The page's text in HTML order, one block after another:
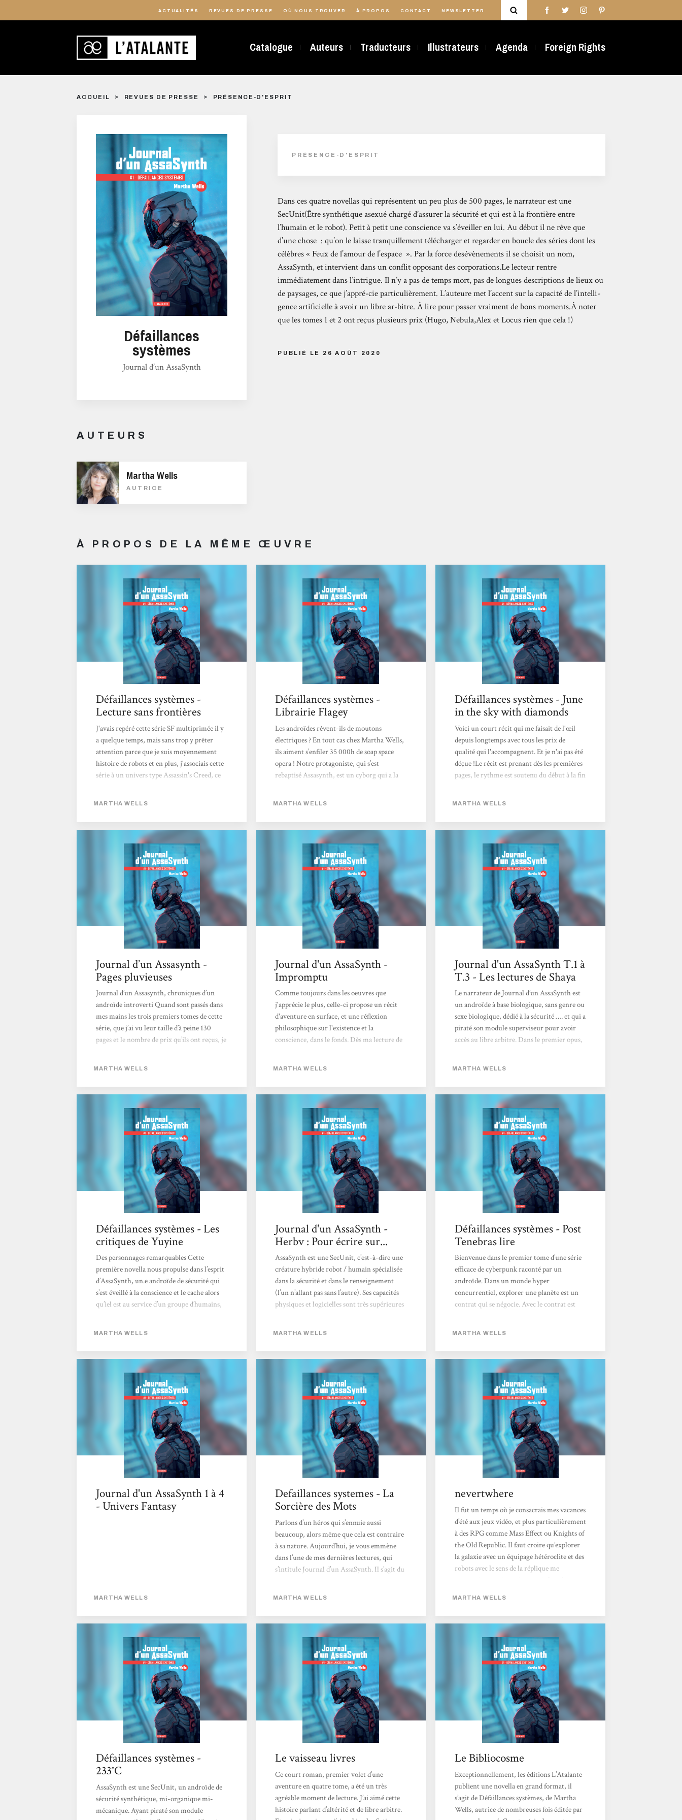
ACTUALITÉS REVUES DE PRESSE OÙ NOUS TROUVER À PROPOS CONTACT NEWSLETTER
Catalogue Auteurs Traducteurs Illustrateurs Agenda Foreign Rights
ACCUEIL REVUES DE PRESSE PRÉSENCE-D'ESPRIT
Défaillances
systèmes
Journal d’un AssaSynth
AUTEURS
Martha Wells
AUTRICE
PRÉSENCE-D'ESPRIT
Dans ces quatre novellas qui représentent un peu plus de 500 pages, le narrateur est une
SecUnit(Être synthétique asexué chargé d’assurer la sécurité et qui est à la frontière entre
l’humain et le robot). Petit à petit une conscience va s’éveiller en lui. Au début il ne rêve que
d’une chose : qu’on le laisse tranquillement télécharger et regarder en boucle des séries dont les
célèbres « Feux de l’amour de l’espace ». Par la force desévènements il se choisit un nom,
AssaSynth, et intervient dans un conflit opposant des corporations.Le lecteur rentre
immédiatement dans l’intrigue. Il n’y a pas de temps mort, pas de longues descriptions de lieux ou
de paysages, ce que j’appré-cie particulièrement. L’auteure met l’accent sur la capacité de l’intelli-
gence artificielle à avoir un libre ar-bitre. À lire pour passer vraiment de bons moments.À noter
que les tomes 1 et 2 ont reçus plusieurs prix (Hugo, Nebula,Alex et Locus rien que cela !)
PUBLIÉ LE 26 AOÛT 2020
À PROPOS DE LA MÊME ŒUVRE
Défaillances systèmes -
Lecture sans frontières
J'avais repéré cette série SF multiprimée il y
a quelque temps, mais sans trop y prêter
attention parce que je suis moyennement
histoire de robots et en plus, j'associais cette
série à un univers type Assassin's Creed, ce
m'intriguer sérieusement car elle remontait
souvent dans les top SF des dernières années.
Le premier tome était court, du type
novella, j'ai fini par céder à la curiosité.
Cette série est composée de 9 tomes (à...
MARTHA WELLS
Défaillances systèmes -
Librairie Flagey
Les androïdes rêvent-ils de moutons
électriques ? En tout cas chez Martha Wells,
ils aiment s’enfiler 35 000h de soap space
opera ! Notre protagoniste, qui s’est
rebaptisé Assasynth, est un cyborg qui a la
tient à son existence et surtout à son libre-
arbitre tout neuf, il doit le garder secret. Pas
si simple quand on bosse dans la sécurité et
qu’on s’est soudain découvert une
conscience… Car la quantité...
MARTHA WELLS
Défaillances systèmes - June
in the sky with diamonds
Voici un court récit qui me faisait de l'œil
depuis longtemps avec tous les prix de
qualité qui l'accompagnent. Et je n'ai pas été
déçue !Le récit est prenant dès les premières
pages, le rythme est soutenu du début à la fin
seule seconde et cela pose les bases pour la
suite du journal rédigé par l'Assasynth qui
relate ses missions. On découvre le
personnage et sa complexité qui en fait une
intrigue à part entière et...
MARTHA WELLS
Journal d’un Assasynth -
Pages pluvieuses
Journal d’un Assasynth, chroniques d’un
androïde introverti Quand sont passés dans
mes mains les trois premiers tomes de cette
série, que j’ai vu leur taille d’à peine 130
pages et le nombre de prix qu’ils ont reçus, je
Au travers de ces trois tomes très courts (qui
ne forment que le début de la saga semble-t-
il), l’autrice met en place un univers de
science-fiction très accessible et un
personnage profondément attachant. Les
MARTHA WELLS
Journal d'un AssaSynth -
Impromptu
Comme toujours dans les oeuvres que
j'apprécie le plus, celle-ci propose un récit
d'aventure en surface, et une réflexion
philosophique sur l'existence et la
conscience, dans le fonds. Dès ma lecture de
glousser, voire pouffer : C'était pire que ce
que je croyais. [...] Ils étaient arrivés à la
conclusion qu'il ne fallait pas "me mettre la
pression". Ils étaient tous tellement gentils
que ça en devenait abominable. Car en effet,
AssaSynth fait preuve d'une ironie
MARTHA WELLS
Journal d'un AssaSynth T.1 à
T.3 - Les lectures de Shaya
Le narrateur de Journal d’un AssaSynth est
un androïde à base biologique, sans genre ou
sexe biologique, dédié à la sécurité …. et qui a
piraté son module superviseur pour avoir
accès au libre arbitre. Dans le premier opus,
pour cacher sa liberté. Notre androïde est à
mourir de rire : forcément pourvu.e de
capacités bien supérieures à celles d’un
humain, le personnage doit protéger...
MARTHA WELLS
Défaillances systèmes - Les
critiques de Yuyine
Des personnages remarquables Cette
première novella nous propulse dans l’esprit
d’AssaSynth, un.e androïde de sécurité qui
s’est éveillé à la conscience et le cache alors
qu’iel est au service d’un groupe d’humains,
pour un être qui s’est libéré du joug du
contrôle il y a peu. Misanthrope, avec une
grande tendance de rien à foutre, fan de
séries télévisées et fuyant le contact et
l’humanité...
MARTHA WELLS
Journal d'un AssaSynth -
Herbv : Pour écrire sur...
AssaSynth est une SecUnit, c’est-à-dire une
créature hybride robot / humain spécialisée
dans la sécurité et dans le renseignement
(l’un n’allant pas sans l’autre). Ses capacités
physiques et logicielles sont très supérieures
temps, AssaSynth a été à l’origine d’un
massacre perpétré dans une mine lointaine,
gérée par GrayCris, une corporation à la
moralité douteuse (comme toutes les
corporations regroupées...
MARTHA WELLS
Défaillances systèmes - Post
Tenebras lire
Bienvenue dans le premier tome d’une série
efficace de cyberpunk raconté par un
androïde. Dans un monde hyper
concurrentiel, explorer une planète est un
contrat qui se négocie. Avec le contrat est
sont pipés : il y a une autre équipe sur la
planète qui dépasse largement les termes du
contrat avec du sabotage, des meurtres… Le
garde du corps, véritable machine à tuer (il
s’appelle lui-même « Murderbot »), cache
MARTHA WELLS
Journal d'un AssaSynth 1 à 4
- Univers Fantasy
MARTHA WELLS
Defaillances systemes - La
Sorcière des Mots
Parlons d’un héros qui s’ennuie aussi
beaucoup, alors même que cela est contraire
à sa nature. Aujourd’hui, je vous emmène
dans l’une de mes dernières lectures, qui
s’intitule Journal d’un AssaSynth. Il s’agit du
pages. Cette série de romans de science-
fiction a été écrite par Martha Wells, et est
publiée en France aux éditions l’Atalante. Le
premier tome est paru en avril 2019. Voici
son résumé : « - J’aurais...
MARTHA WELLS
nevertwhere
Il fut un temps où je consacrais mes vacances
d’été aux jeux vidéo, et plus particulièrement
à des RPG comme Mass Effect ou Knights of
the Old Republic. Il faut croire qu’explorer
la galaxie avec un équipage hétéroclite et des
robots avec le sens de la réplique me
bonne compagnie : Journal d’un AssaSynth.
La première novella du cycle, Défaillances
systèmes, nous permet de faire connaissance
avec ce fameux AssaSynth...
MARTHA WELLS
Défaillances systèmes -
233°C
AssaSynth est une SecUnit, un androïde de
sécurité synthétique, mi-organique mi-
mécanique. Ayant piraté son module
Le vaisseau livres
Ce court roman, premier volet d’une
aventure en quatre tome, a été un très
agréable moment de lecture. J’ai aimé cette
histoire parlant d’altérité et de libre arbitre.
Le Bibliocosme
Exceptionnellement, les éditions L’Atalante
publient une novella en grand format, il
s’agit de Défaillances systèmes, de Martha
Wells, autrice de nombreuses fois éditée par